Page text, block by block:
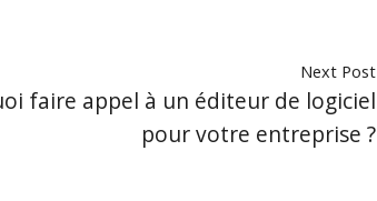
Next Post
faire appel à un éditeur de logiciel
pour votre entreprise ?